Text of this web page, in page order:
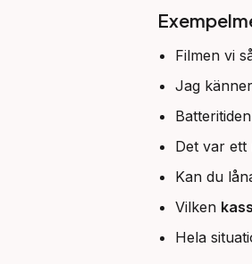
Filmen vi
Jag
Det var ett
Kan du
Vilken kass
Hela